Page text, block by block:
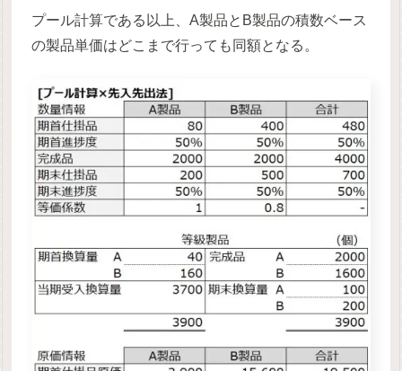
プール計算である以上、A製品とB製品の積数ベース
の製品単価はどこまで行っても同額となる。